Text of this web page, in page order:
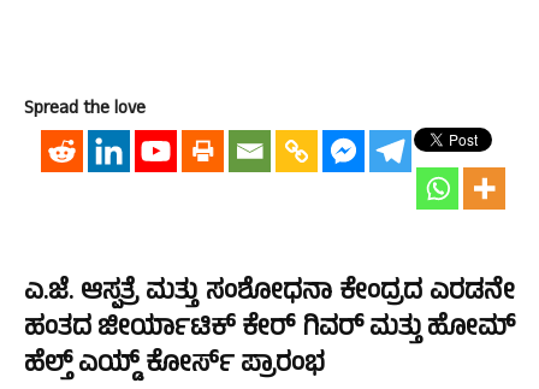
Spread the love
ಎ.ಜೆ. ಆಸ್ಪತ್ರೆ ಮತ್ತು ಸಂಶೋಧನಾ ಕೇಂದ್ರದ ಎರಡನೇ
ಹಂತದ ಜೀರ್ಯಾಟಿಕ್ ಕೇರ್ ಗಿವರ್ ಮತ್ತು ಹೋಮ್
ಹೆಲ್ತ್ ಎಯ್ಡ್ ಕೋರ್ಸ್ ಪ್ರಾರಂಭ